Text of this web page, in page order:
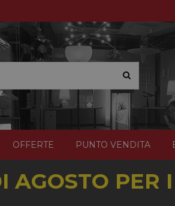
OFFERTE PUNTO VENDITA
PER